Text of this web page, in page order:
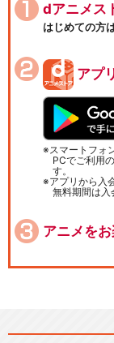
dアニメス
はじめての方
アプ
スマートフォ
PCでご利用
す。
アプリから入
無料期間は入
アニメを